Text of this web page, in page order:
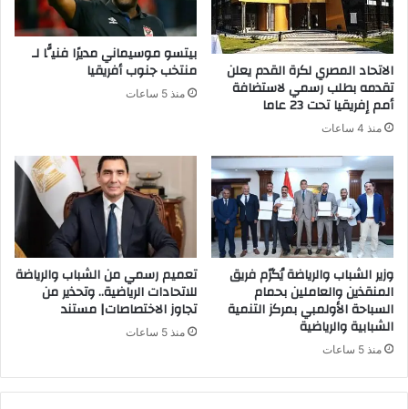
الاتحاد المصري لكرة القدم يعلن
تقدمه بطلب رسمي لاستضافة
أمم إفريقيا تحت 23 عاما
منذ 4 ساعات
بيتسو موسيماني مديرًا فنيًّا لـ
منتخب جنوب أفريقيا
منذ 5 ساعات
وزير الشباب والرياضة يُكرّم فريق
المنقذين والعاملين بحمام
السباحة الأولمبي بمركز التنمية
الشبابية والرياضية
منذ 5 ساعات
تعميم رسمي من الشباب والرياضة
للاتحادات الرياضية.. وتحذير من
تجاوز الاختصاصات| مستند
منذ 5 ساعات